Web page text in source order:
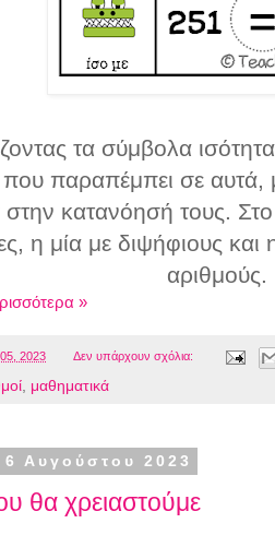
τα σύμβολα
που παραπέμπει σε αυτά,
στην κατανόησή τους.
η μία με διψήφιους και
αριθμούς.
»
2023 Δεν υπάρχουν σχόλια:
μαθηματικά
6 Αυγούστου 2023
θα χρειαστούμε